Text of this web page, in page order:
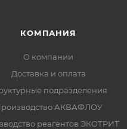
КОМПАНИЯ
О компании
Доставка и оплата
подразделения
АКВАФЛОУ
реагентов ЭКОТРИТ